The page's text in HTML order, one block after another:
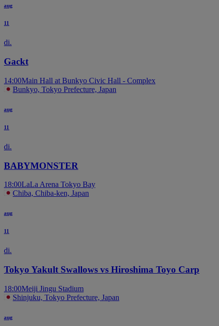
aug
11
di.
Gackt
14:00Main Hall at Bunkyo Civic Hall - Complex
Bunkyo, Tokyo Prefecture, Japan
aug
11
di.
BABYMONSTER
18:00LaLa Arena Tokyo Bay
Chiba, Chiba-ken, Japan
aug
11
di.
Tokyo Yakult Swallows vs Hiroshima Toyo Carp
18:00Meiji Jingu Stadium
Shinjuku, Tokyo Prefecture, Japan
aug